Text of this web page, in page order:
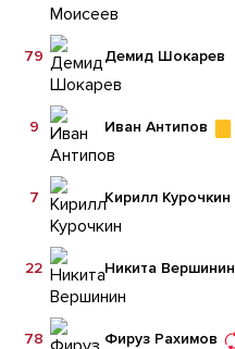
Демид Шокарев
79
Иван Антипов
9
Кирилл Курочкин
7
Никита Вершинин
22
Фируз Рахимов
78